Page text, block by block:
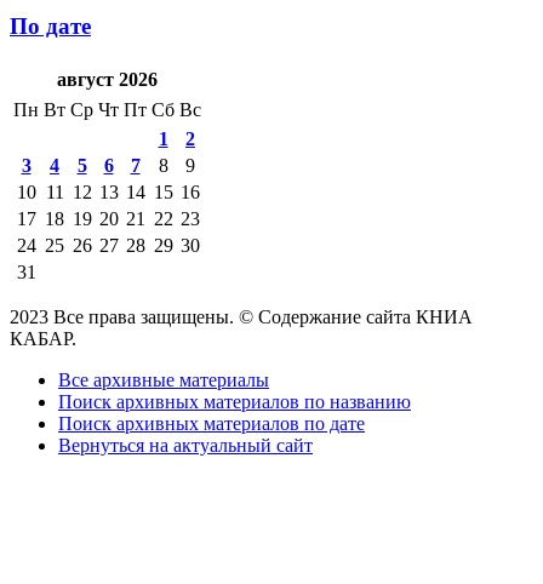
По дате
август 2026
Пн Вт Ср Чт Пт Сб Вс
1
2
3
4 5 6 7 8
9
10 11 12 13 14 15 16
17 18 19 20 21 22 23
24 25 26 27 28 29 30
31
2023 Все права защищены. © Содержание сайта КНИА
КАБАР.
Все архивные материалы
Поиск архивных материалов по названию
Поиск архивных материалов по дате
Вернуться на актуальный сайт